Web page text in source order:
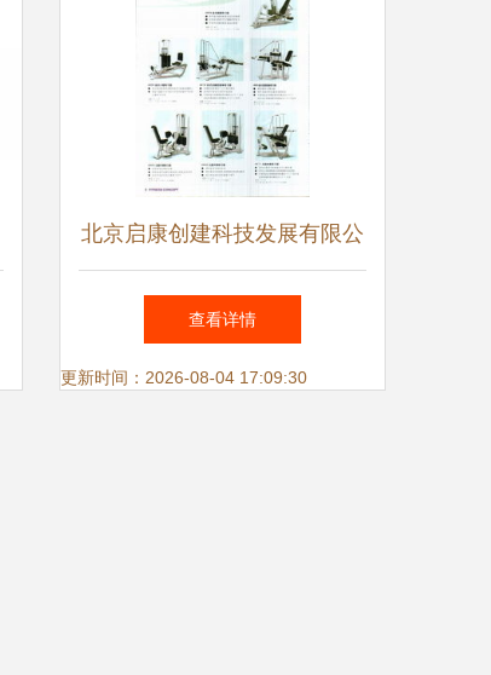
北京启康创建科技发展有限公
司及其关联产业解析
查看详情
更新时间：2026-08-04 17:09:30